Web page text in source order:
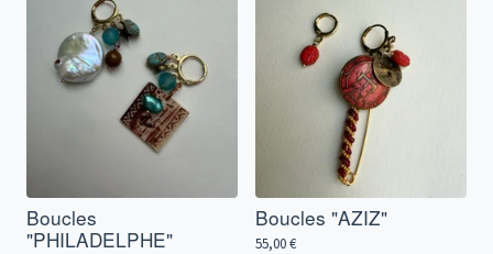
Boucles
"PHILADELPHE"
Boucles "AZIZ"
55,00€